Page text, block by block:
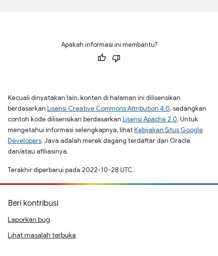
Apakah informasi ini membantu?
Kecuali dinyatakan lain, konten di halaman ini dilisensikan
berdasarkan Lisensi Creative Commons Attribution 4.0, sedangkan
contoh kode dilisensikan berdasarkan Lisensi Apache 2.0. Untuk
mengetahui informasi selengkapnya, lihatKebijakan Situs Google
Developers. Java adalah merek dagang terdaftar dari Oracle
dan/atau afiliasinya.
Terakhir diperbarui pada 2022-10-28 UTC.
Beri kontribusi
Laporkan bug
Lihat masalah terbuka